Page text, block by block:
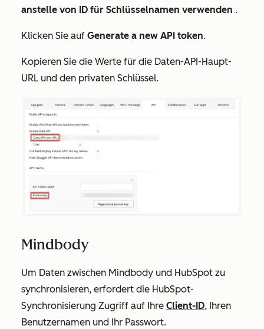
anstelle von ID für Schlüsselnamen verwenden .
Klicken Sie auf Generate a new API token.
Kopieren Sie die Werte für die Daten-API-Haupt-
URL und den privaten Schlüssel.
Mindbody
Um Daten zwischen Mindbody und HubSpot zu
synchronisieren, erfordert die HubSpot-
Synchronisierung Zugriff auf Ihre Client-ID, Ihren
Benutzernamen und Ihr Passwort.